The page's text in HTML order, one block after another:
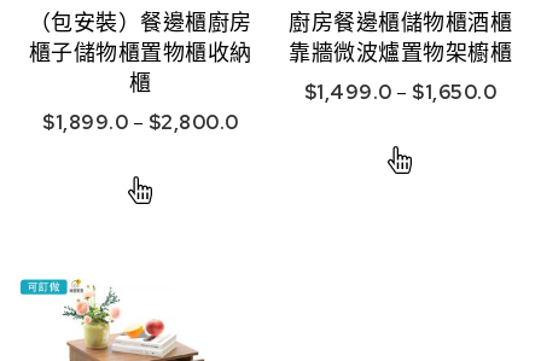
（包安裝）餐邊櫃廚房
櫃子儲物櫃置物櫃收納
櫃
$1,899.0 – $2,800.0
廚房餐邊櫃儲物櫃酒櫃
靠牆微波爐置物架櫥櫃
$1,499.0 – $1,650.0